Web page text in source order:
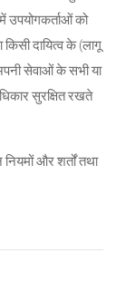
उपयोगकर्ताओं को
दायित्व के (लागू
सेवाओं के सभी या
सुरक्षित रखते
और शर्तों तथा